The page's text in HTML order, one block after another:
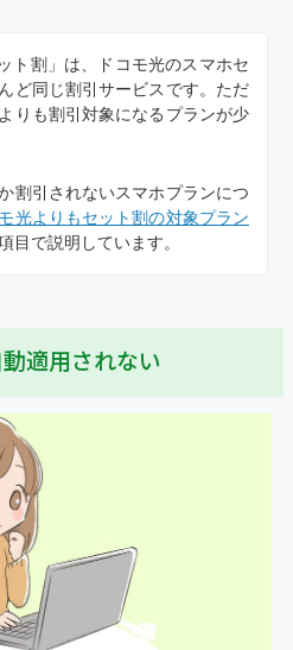
ト割」は、ドコモ光のスマホセ
ど同じ割引サービスです。ただ
りも割引対象になるプランが少
割引されないスマホプランにつ
光よりもセット割の対象プラン
目で説明しています。
適用されない